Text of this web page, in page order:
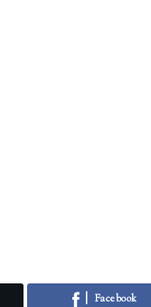
Facebook